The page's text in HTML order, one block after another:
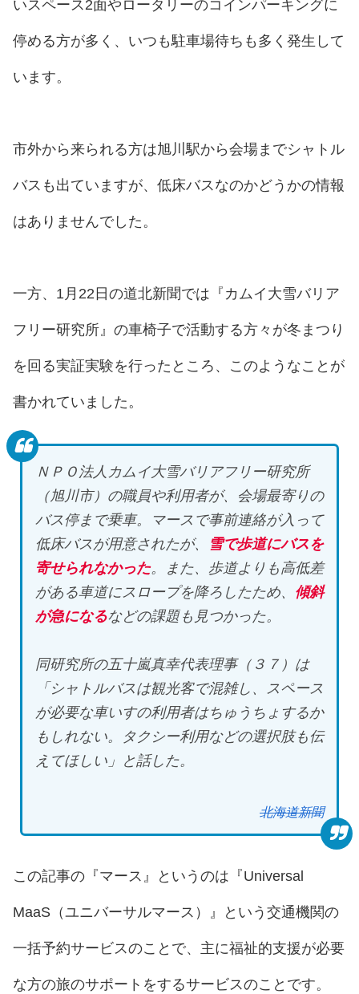
いスペース2面やロータリーのコインパーキングに
停める方が多く、いつも駐車場待ちも多く発生して
います。
市外から来られる方は旭川駅から会場までシャトル
バスも出ていますが、低床バスなのかどうかの情報
はありませんでした。
一方、1月22日の道北新聞では『カムイ大雪バリア
フリー研究所』の車椅子で活動する方々が冬まつり
を回る実証実験を行ったところ、このようなことが
書かれていました。
ＮＰＯ法人カムイ大雪バリアフリー研究所
（旭川市）の職員や利用者が、会場最寄りの
バス停まで乗車。マースで事前連絡が入って
低床バスが用意されたが、
雪で歩道にバスを
寄せられなかった。また、歩道よりも高低差
がある車道にスロープを降ろしたため、 傾斜
が急になるなどの課題も見つかった。
同研究所の五十嵐真幸代表理事（３７）は
「シャトルバスは観光客で混雑し、スペース
が必要な車いすの利用者はちゅうちょするか
もしれない。タクシー利用などの選択肢も伝
えてほしい」と話した。
北海道新聞
この記事の『マース』というのは『Universal
MaaS（ユニバーサルマース）』という交通機関の
一括予約サービスのことで、主に福祉的支援が必要
な方の旅のサポートをするサービスのことです。